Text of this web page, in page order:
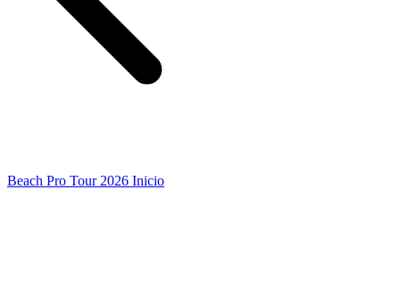
Beach Pro Tour 2026 Inicio